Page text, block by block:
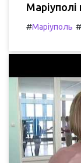
Маріуполі
#Маріуполь #